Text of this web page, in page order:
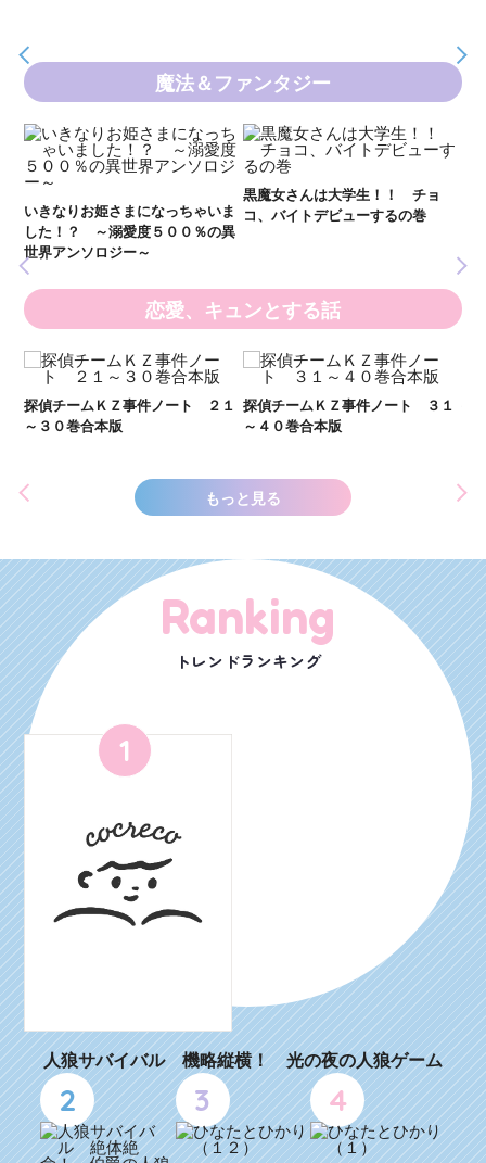
魔法＆ファンタジー
コ、バイトデビューするの巻
新 妖界ナビ・ルナ１～１１ 全
１１巻合本版
恋愛、キュンとする話
探偵チームＫＺ事件ノート ３１
～４０巻合本版
探偵チームＫＺ事件ノート １１
～２０巻合本版
もっと見る
Ranking
トレンドランキング
1
人狼サバイバル 機略縦横！ 光の夜の人狼ゲーム
2 3 4